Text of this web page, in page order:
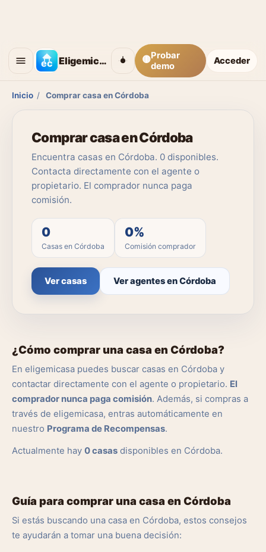
Eligemicasa 🟡Probar
demo
Acceder
Inicio / Comprar casa en Córdoba
Comprar casa en Córdoba
Encuentra casas en Córdoba. 0 disponibles.
Contacta directamente con el agente o
propietario. El comprador nunca paga
comisión.
0
Casas en Córdoba
0%
Comisión comprador
Ver casas Ver agentes en Córdoba
¿Cómo comprar una casa en Córdoba?
En eligemicasa puedes buscar casas en Córdoba y
contactar directamente con el agente o propietario. El
comprador nunca paga comisión. Además, si compras a
través de eligemicasa, entras automáticamente en
nuestro Programa de Recompensas.
Actualmente hay 0 casas disponibles en Córdoba.
Guía para comprar una casa en Córdoba
Si estás buscando una casa en Córdoba, estos consejos
te ayudarán a tomar una buena decisión: